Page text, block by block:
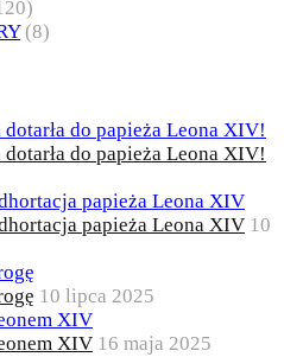
(8)
do papieża Leona XIV!
do papieża Leona XIV!
papieża Leona XIV
papieża Leona XIV 10
10 lipca 2025
XIV
XIV 16 maja 2025